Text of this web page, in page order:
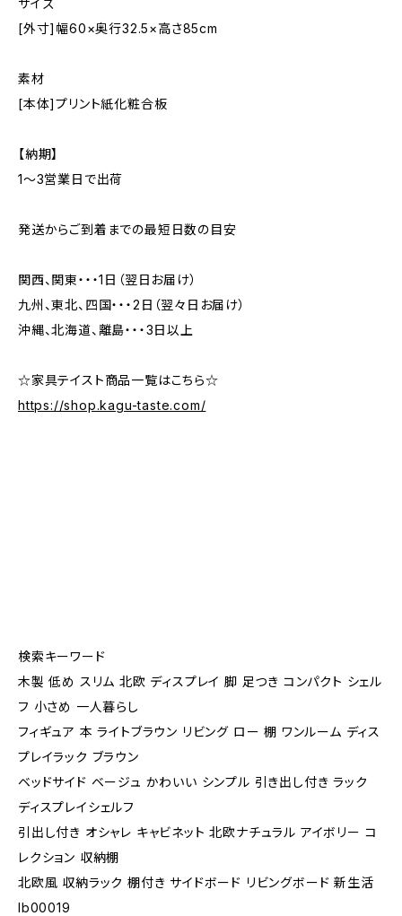
サイズ
[外寸]幅60×奥行32.5×高さ85cm
素材
[本体]プリント紙化粧合板
【納期】
1〜3営業日で出荷
発送からご到着までの最短日数の目安
関西、関東・・・1日（翌日お届け）
九州、東北、四国・・・2日（翌々日お届け）
沖縄、北海道、離島・・・3日以上
☆家具テイスト商品一覧はこちら☆
https://shop.kagu-taste.com/
検索キーワード
木製 低め スリム 北欧 ディスプレイ 脚 足つき コンパクト シェル
フ 小さめ 一人暮らし
フィギュア 本 ライトブラウン リビング ロー 棚 ワンルーム ディス
プレイラック ブラウン
ベッドサイド ベージュ かわいい シンプル 引き出し付き ラック
ディスプレイシェルフ
引出し付き オシャレ キャビネット 北欧ナチュラル アイボリー コ
レクション 収納棚
北欧風 収納ラック 棚付き サイドボード リビングボード 新生活
lb00019